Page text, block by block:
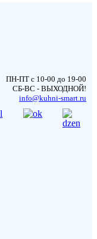
ПН-ПТ с 10-00 до 19-00
СБ-ВС - ВЫХОДНОЙ!
info@kuhni-smart.ru